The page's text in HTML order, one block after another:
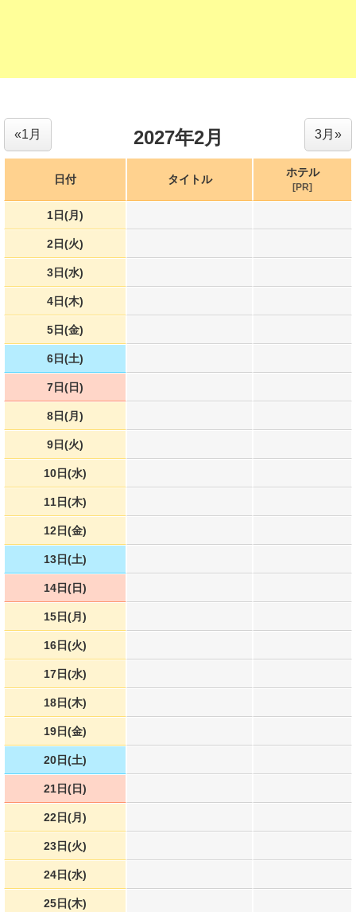
2027年2月 3月»
«1月
日付 タイトル
ホテル
[PR]
1日(月)
2日(火)
3日(水)
4日(木)
5日(金)
6日(土)
7日(日)
8日(月)
9日(火)
10日(水)
11日(木)
12日(金)
13日(土)
14日(日)
15日(月)
16日(火)
17日(水)
18日(木)
19日(金)
20日(土)
21日(日)
22日(月)
23日(火)
24日(水)
25日(木)